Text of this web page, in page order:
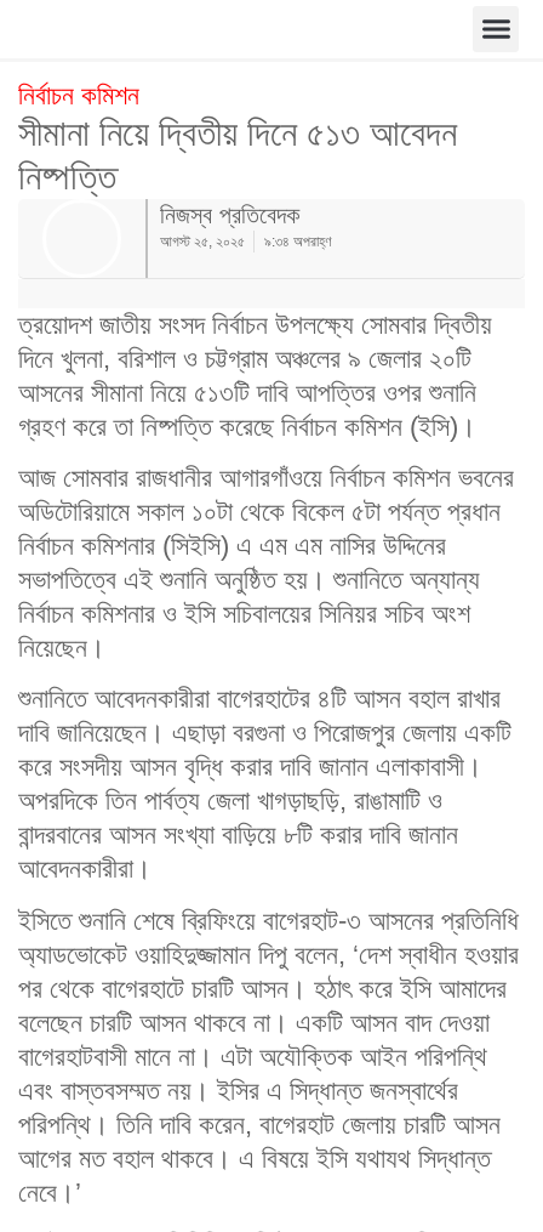
নির্বাচন কমিশন
সীমানা নিয়ে দ্বিতীয় দিনে ৫১৩ আবেদন
নিষ্পত্তি
নিজস্ব প্রতিবেদক
আগস্ট ২৫, ২০২৫ ৯:৩৪ অপরাহ্ণ
ত্রয়োদশ জাতীয় সংসদ নির্বাচন উপলক্ষ্যে সোমবার দ্বিতীয়
দিনে খুলনা, বরিশাল ও চট্টগ্রাম অঞ্চলের ৯ জেলার ২০টি
আসনের সীমানা নিয়ে ৫১৩টি দাবি আপত্তির ওপর শুনানি
গ্রহণ করে তা নিষ্পত্তি করেছে নির্বাচন কমিশন (ইসি)।
আজ সোমবার রাজধানীর আগারগাঁওয়ে নির্বাচন কমিশন ভবনের
অডিটোরিয়ামে সকাল ১০টা থেকে বিকেল ৫টা পর্যন্ত প্রধান
নির্বাচন কমিশনার (সিইসি) এ এম এম নাসির উদ্দিনের
সভাপতিত্বে এই শুনানি অনুষ্ঠিত হয়। শুনানিতে অন্যান্য
নির্বাচন কমিশনার ও ইসি সচিবালয়ের সিনিয়র সচিব অংশ
নিয়েছেন।
শুনানিতে আবেদনকারীরা বাগেরহাটের ৪টি আসন বহাল রাখার
দাবি জানিয়েছেন। এছাড়া বরগুনা ও পিরোজপুর জেলায় একটি
করে সংসদীয় আসন বৃদ্ধি করার দাবি জানান এলাকাবাসী।
অপরদিকে তিন পার্বত্য জেলা খাগড়াছড়ি, রাঙামাটি ও
বান্দরবানের আসন সংখ্যা বাড়িয়ে ৮টি করার দাবি জানান
আবেদনকারীরা।
ইসিতে শুনানি শেষে ব্রিফিংয়ে বাগেরহাট-৩ আসনের প্রতিনিধি
অ্যাডভোকেট ওয়াহিদুজ্জামান দিপু বলেন, ‘দেশ স্বাধীন হওয়ার
পর থেকে বাগেরহাটে চারটি আসন। হঠাৎ করে ইসি আমাদের
বলেছেন চারটি আসন থাকবে না। একটি আসন বাদ দেওয়া
বাগেরহাটবাসী মানে না। এটা অযৌক্তিক আইন পরিপন্থি
এবং বাস্তবসম্মত নয়। ইসির এ সিদ্ধান্ত জনস্বার্থের
পরিপন্থি। তিনি দাবি করেন, বাগেরহাট জেলায় চারটি আসন
আগের মত বহাল থাকবে। এ বিষয়ে ইসি যথাযথ সিদ্ধান্ত
নেবে।’